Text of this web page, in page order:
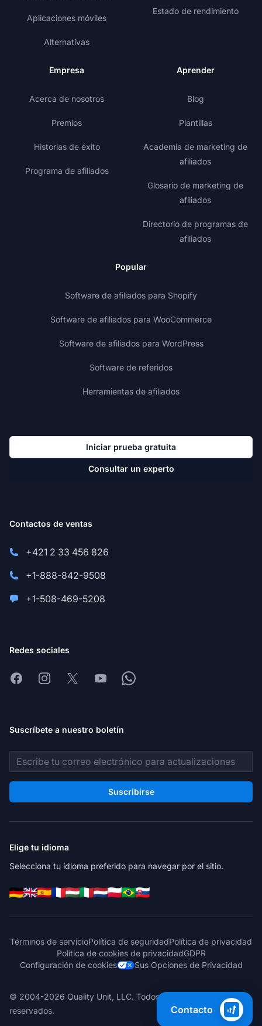
Aplicaciones móviles
Alternativas
Estado de rendimiento
Empresa
Acerca de nosotros
Premios
Historias de éxito
Programa de afiliados
Aprender
Blog
Plantillas
Academia de marketing de
afiliados
Glosario de marketing de
afiliados
Directorio de programas de
afiliados
Popular
Software de afiliados para Shopify
Software de afiliados para WooCommerce
Software de afiliados para WordPress
Software de referidos
Herramientas de afiliados
Iniciar prueba gratuita
Consultar un experto
Contactos de ventas
+421 2 33 456 826
+1-888-842-9508
+1-508-469-5208
Redes sociales
FacebookInstagram
X YoutubeWhatsapp
Suscríbete a nuestro boletín
Dirección de correo electrónico
Suscribirse
Elige tu idioma
Selecciona tu idioma preferido para navegar por el sitio.
Términos de servicioPolítica de seguridadPolítica de privacidad
Política de cookies de privacidadGDPR
Configuración de cookies
Sus Opciones de Privacidad
© 2004-2026 Quality Unit, LLC. Todos los derechos
reservados.
Contacto